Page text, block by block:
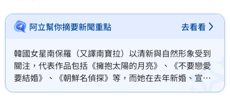
阿立幫你摘要新聞重點 去看看
韓國女星南保羅（又譯南寶拉）以清新與自然形象受到
關注，代表作品包括《擁抱太陽的月亮》、《不要戀愛
要結婚》、《朝鮮名偵探》等，而她在去年新婚、宣布
懷孕的喜訊，今（17日）證實產下一子，不過生產過程